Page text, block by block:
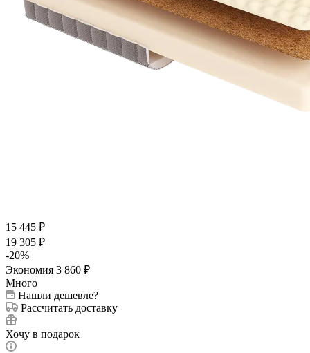
15 445 ₽
19 305 ₽
-20%
Экономия 3 860 ₽
Много
Нашли дешевле?
Рассчитать доставку
Хочу в подарок